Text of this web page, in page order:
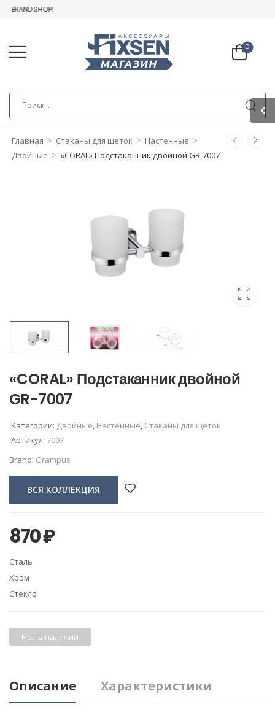
SHOP!
0
Главная > Стаканы для щеток > Настенные >
Двойные > «CORAL» Подстаканник двойной GR-7007
«CORAL» Подстаканник двойной
GR-7007
Категории: Двойные, Настенные, Стаканы для щеток
Артикул: 7007
Brand: Grampus
ВСЯ КОЛЛЕКЦИЯ
870₽
Сталь
Хром
Стекло
Нет в наличии
Описание Характеристики